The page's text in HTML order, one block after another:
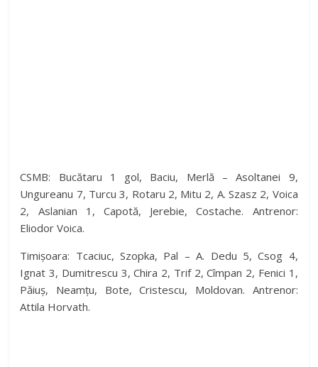
CSMB: Bucătaru 1 gol, Baciu, Merlă – Asoltanei 9,
Ungureanu 7, Turcu 3, Rotaru 2, Mitu 2, A. Szasz 2, Voica
2, Aslanian 1, Capotă, Jerebie, Costache. Antrenor:
Eliodor Voica.
Timișoara: Tcaciuc, Szopka, Pal – A. Dedu 5, Csog 4,
Ignat 3, Dumitrescu 3, Chira 2, Trif 2, Cîmpan 2, Fenici 1,
Păiuș, Neamțu, Bote, Cristescu, Moldovan. Antrenor:
Attila Horvath.